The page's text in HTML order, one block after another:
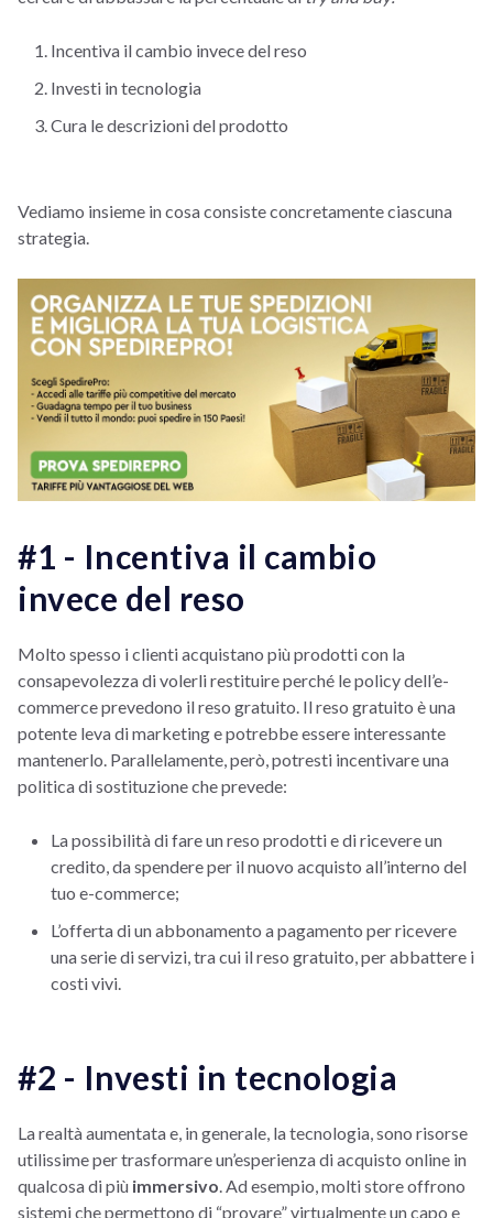
Incentiva il cambio invece del reso
Investi in tecnologia
Cura le descrizioni del prodotto
Vediamo insieme in cosa consiste concretamente ciascuna
strategia.
#1 - Incentiva il cambio
invece del reso
Molto spesso i clienti acquistano più prodotti con la
consapevolezza di volerli restituire perché le policy dell’e-
commerce prevedono il reso gratuito. Il reso gratuito è una
potente leva di marketing e potrebbe essere interessante
mantenerlo. Parallelamente, però, potresti incentivare una
politica di sostituzione che prevede:
La possibilità di fare un reso prodotti e di ricevere un
credito, da spendere per il nuovo acquisto all’interno del
tuo e-commerce;
L’offerta di un abbonamento a pagamento per ricevere
una serie di servizi, tra cui il reso gratuito, per abbattere i
costi vivi.
#2 - Investi in tecnologia
La realtà aumentata e, in generale, la tecnologia, sono risorse
utilissime per trasformare un’esperienza di acquisto online in
qualcosa di più immersivo. Ad esempio, molti store offrono
sistemi che permettono di “provare” virtualmente un capo e